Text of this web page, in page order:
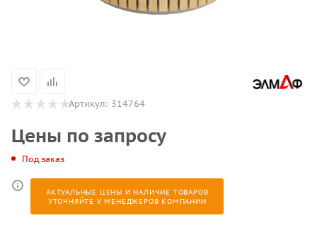
Артикул: 314764
Цены по запросу
Под заказ
АКТУАЛЬНЫЕ ЦЕНЫ И НАЛИЧИЕ ТОВАРОВ
УТОЧНЯЙТЕ У МЕНЕДЖЕРОВ КОМПАНИИ